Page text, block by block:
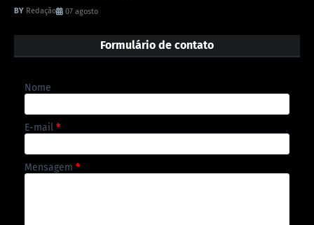
Redação 07 agosto
Formulário de contato
Nome
E-mail *
Mensagem *